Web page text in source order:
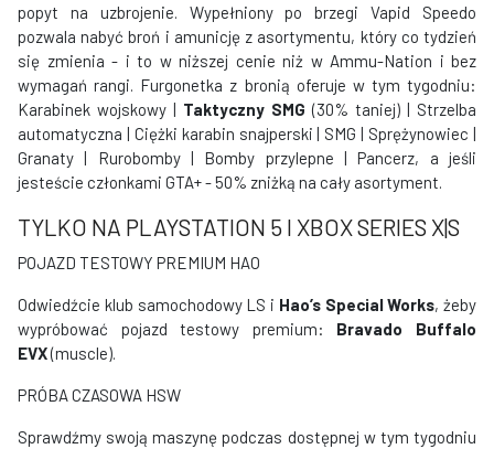
popyt na uzbrojenie. Wypełniony po brzegi Vapid Speedo
pozwala nabyć broń i amunicję z asortymentu, który co tydzień
się zmienia - i to w niższej cenie niż w Ammu-Nation i bez
wymagań rangi. Furgonetka z bronią oferuje w tym tygodniu:
Karabinek wojskowy | Taktyczny SMG (30% taniej) | Strzelba
automatyczna | Ciężki karabin snajperski | SMG | Sprężynowiec |
Granaty | Rurobomby | Bomby przylepne | Pancerz, a jeśli
jesteście członkami GTA+ - 50% zniżką na cały asortyment.
TYLKO NA PLAYSTATION 5 I XBOX SERIES X|S
POJAZD TESTOWY PREMIUM HAO
Odwiedźcie klub samochodowy LS i Hao’s Special Works, żeby
wypróbować pojazd testowy premium: Bravado Buffalo
EVX(muscle).
PRÓBA CZASOWA HSW
Sprawdźmy swoją maszynę podczas dostępnej w tym tygodniu